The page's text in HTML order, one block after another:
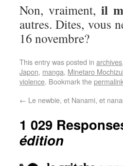
Non, vraiment, il
autres. Dites, vous
16 novembre?
This entry was posted in archives,
Japon, manga, Minetaro
violence. Bookmark the
← Le newbie, et Nanami, et
1 029
édition